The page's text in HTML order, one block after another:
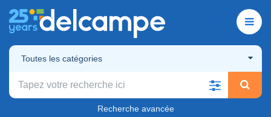
Toutes les catégories
Recherche avancée